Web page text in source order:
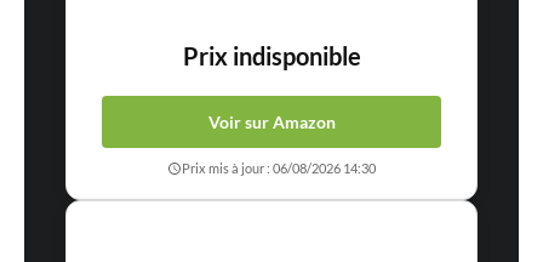
Prix indisponible
Voir sur Amazon
Prix mis à jour : 06/08/2026 14:30